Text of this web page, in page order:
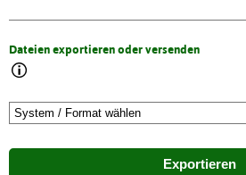
Dateien exportieren oder versenden
Exportieren